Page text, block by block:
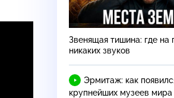
Звенящая тишина: где на
никаких звуков
Эрмитаж: как
крупнейших музеев мира